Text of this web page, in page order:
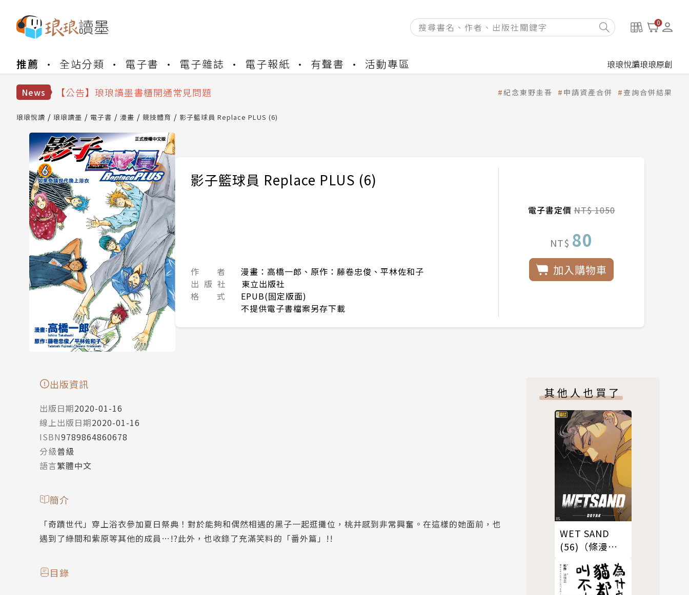
0
推薦 全站分類 電子書 電子雜誌 電子報紙 有聲書 活動專區 琅琅悅讀琅琅原創
News
【公告】琅琅讀墨數位閱讀資產合併與書櫃開通申請
【公告】琅琅讀墨 3 分鐘完成書櫃開通與資產合併申請圖文教學
【公告】琅琅讀墨數位閱讀資產合併與書櫃開通申請
紀念東野圭吾 申請資產合併 查詢合併結果
琅琅悅讀 琅琅讀墨 電子書 漫畫 競技體育 影子籃球員 Replace PLUS (6)
影子籃球員 Replace PLUS (6)
作 者
漫畫：高橋一郎、原作：藤卷忠俊、平林佐和子
出 版 社
東立出版社
格 式
EPUB(固定版面)
不提供電子書檔案另存下載
電子書定價NT$ 1050
NT$ 80
加入購物車
出版資訊
出版日期2020-01-16
線上出版日期2020-01-16
ISBN9789864860678
分級普級
語言繁體中文
簡介
「奇蹟世代」穿上浴衣參加夏日祭典！對於能夠和偶然相遇的黑子一起逛攤位，桃井感到非常興奮。在這樣的她面前，也
遇到了綠間和紫原等其他的成員…!?此外，也收錄了充滿笑料的「番外篇」!!
目錄
其他人也買了
WET SAND
(56)（條漫